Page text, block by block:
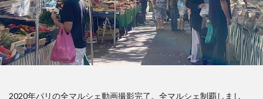
2020年パリの全マルシェ動画撮影完了。全マルシェ制覇しまし